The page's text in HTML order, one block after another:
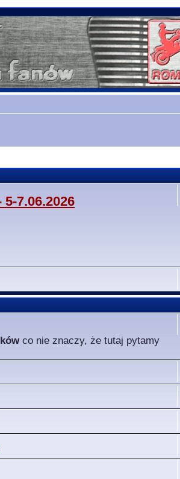
7.06.2026
co nie znaczy, że tutaj pytamy